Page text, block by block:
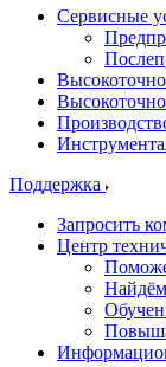
Сервисные
Поддержка
Запросить
Центр